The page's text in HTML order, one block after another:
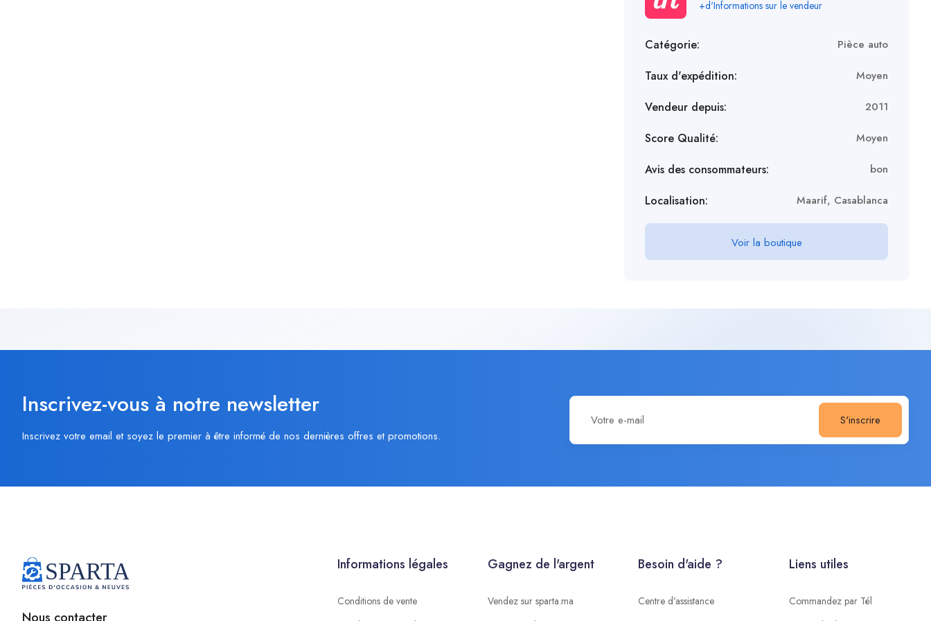
+d'Informations sur le vendeur
Catégorie: Pièce auto
Taux d'expédition: Moyen
Vendeur depuis: 2011
Score Qualité: Moyen
Avis des consommateurs: bon
Localisation: Maarif, Casablanca
Voir la boutique
Inscrivez-vous à notre newsletter
Inscrivez votre email et soyez le premier à être informé de nos dernières offres et promotions.
S'inscrire
Informations légales
Conditions de vente
Gagnez de l'argent
Vendez sur sparta.ma
Besoin d'aide ?
Centre d'assistance
Liens utiles
Commandez par Tél